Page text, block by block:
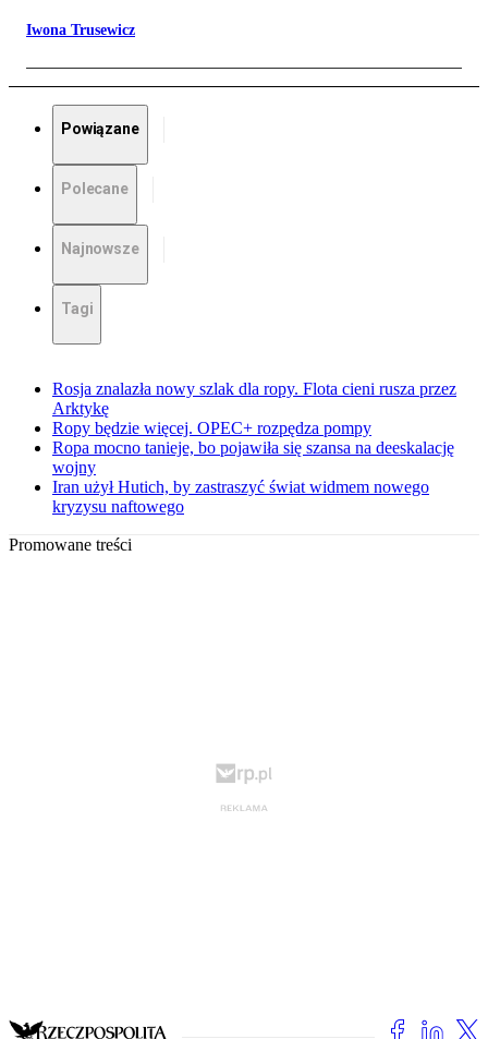
Iwona Trusewicz
Powiązane
Polecane
Najnowsze
Tagi
Rosja znalazła nowy szlak dla ropy. Flota cieni rusza przez
Arktykę
Ropy będzie więcej. OPEC+ rozpędza pompy
Ropa mocno tanieje, bo pojawiła się szansa na deeskalację
wojny
Iran użył Hutich, by zastraszyć świat widmem nowego
kryzysu naftowego
Promowane treści